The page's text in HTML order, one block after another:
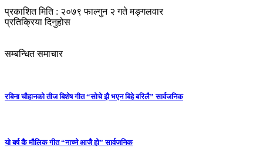
प्रकाशित मिति : २०७९ फाल्गुन २ गते मङ्गलवार
प्रतिक्रिया दिनुहोस
सम्बन्धित समाचार
रबिना चौहानको तीज बिशेष गीत “सोचे झै भएन बिहे बरिलै” सार्वजनिक
यो बर्ष कै मौलिक गीत “नाच्ने आजै हो” सार्वजनिक